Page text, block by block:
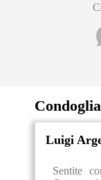
Luigi
Sentite